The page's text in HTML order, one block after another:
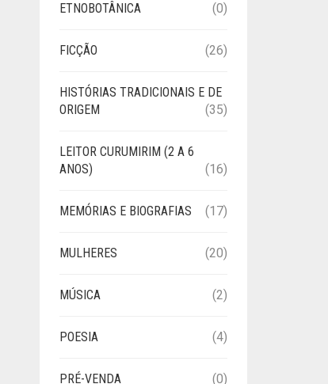
ETNOBOTÂNICA (0)
FICÇÃO (26)
HISTÓRIAS TRADICIONAIS E DE
ORIGEM
(35)
LEITOR CURUMIRIM (2 A 6
ANOS)
(16)
MEMÓRIAS E BIOGRAFIAS (17)
MULHERES (20)
MÚSICA (2)
POESIA (4)
PRÉ-VENDA (0)